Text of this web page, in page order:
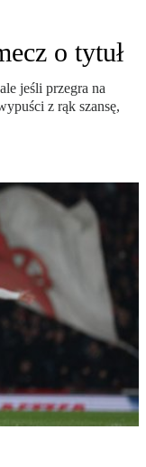
o tytuł
jeśli przegra na
z rąk szansę,